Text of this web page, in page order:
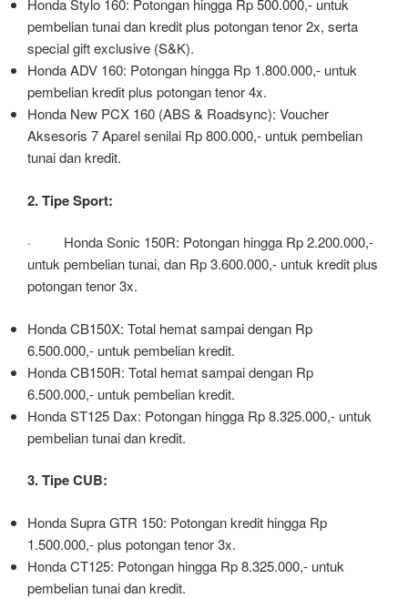
Honda Stylo 160: Potongan hingga Rp 500.000,- untuk
pembelian tunai dan kredit plus potongan tenor 2x, serta
special gift exclusive (S&K).
Honda ADV 160: Potongan hingga Rp 1.800.000,- untuk
pembelian kredit plus potongan tenor 4x.
Honda New PCX 160 (ABS & Roadsync): Voucher
Aksesoris 7 Aparel senilai Rp 800.000,- untuk pembelian
tunai dan kredit.
2. Tipe Sport:
· Honda Sonic 150R: Potongan hingga Rp 2.200.000,-
untuk pembelian tunai, dan Rp 3.600.000,- untuk kredit plus
potongan tenor 3x.
Honda CB150X: Total hemat sampai dengan Rp
6.500.000,- untuk pembelian kredit.
Honda CB150R: Total hemat sampai dengan Rp
6.500.000,- untuk pembelian kredit.
Honda ST125 Dax: Potongan hingga Rp 8.325.000,- untuk
pembelian tunai dan kredit.
3. Tipe CUB:
Honda Supra GTR 150: Potongan kredit hingga Rp
1.500.000,- plus potongan tenor 3x.
Honda CT125: Potongan hingga Rp 8.325.000,- untuk
pembelian tunai dan kredit.